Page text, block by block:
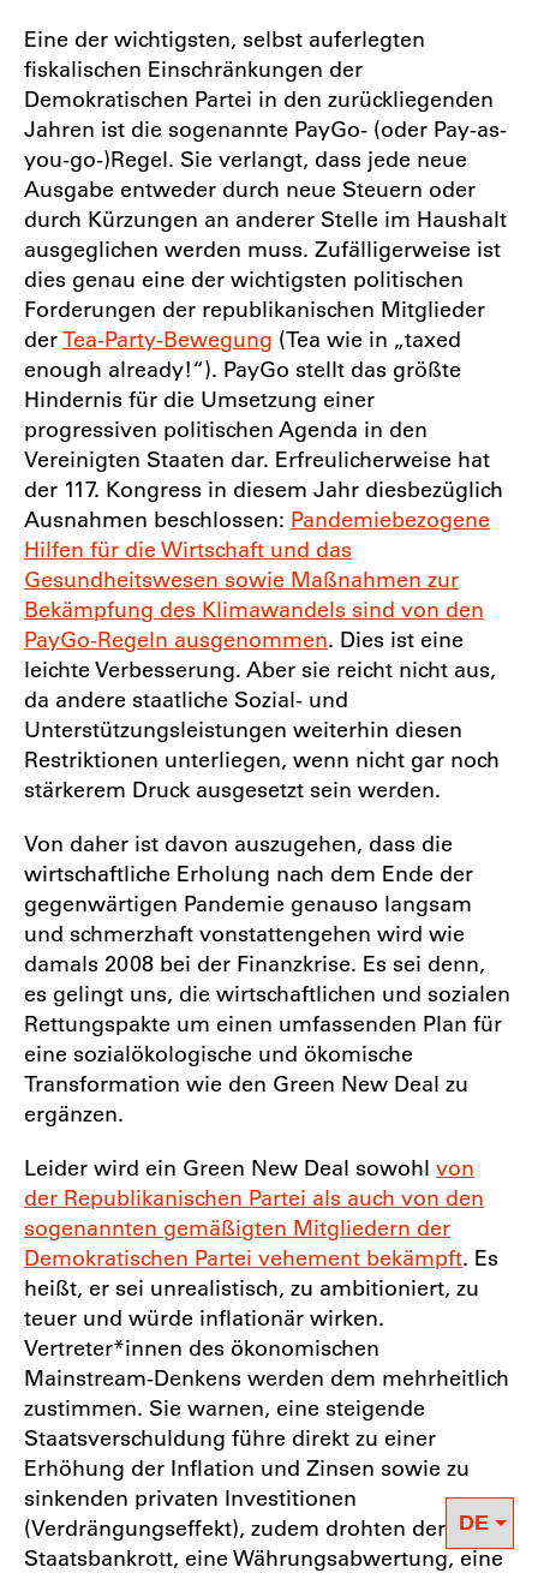
Eine der wichtigsten, selbst auferlegten
fiskalischen Einschränkungen der
Demokratischen Partei in den zurückliegenden
Jahren ist die sogenannte PayGo- (oder Pay-as-
you-go-)Regel. Sie verlangt, dass jede neue
Ausgabe entweder durch neue Steuern oder
durch Kürzungen an anderer Stelle im Haushalt
ausgeglichen werden muss. Zufälligerweise ist
dies genau eine der wichtigsten politischen
Forderungen der republikanischen Mitglieder
derTea-Party-Bewegung (Tea wie in „taxed
enough already!“). PayGo stellt das größte
Hindernis für die Umsetzung einer
progressiven politischen Agenda in den
Vereinigten Staaten dar. Erfreulicherweise hat
der 117. Kongress in diesem Jahr diesbezüglich
Ausnahmen beschlossen: Pandemiebezogene
Hilfen für die Wirtschaft und das
Gesundheitswesen sowie Maßnahmen zur
Bekämpfung des Klimawandels sind von den
PayGo-Regeln ausgenommen. Dies ist eine
leichte Verbesserung. Aber sie reicht nicht aus,
da andere staatliche Sozial- und
Unterstützungsleistungen weiterhin diesen
Restriktionen unterliegen, wenn nicht gar noch
stärkerem Druck ausgesetzt sein werden.
Von daher ist davon auszugehen, dass die
wirtschaftliche Erholung nach dem Ende der
gegenwärtigen Pandemie genauso langsam
und schmerzhaft vonstattengehen wird wie
damals 2008 bei der Finanzkrise. Es sei denn,
es gelingt uns, die wirtschaftlichen und sozialen
Rettungspakte um einen umfassenden Plan für
eine sozialökologische und ökomische
Transformation wie den Green New Deal zu
ergänzen.
Leider wird ein Green New Deal sowohl von
der Republikanischen Partei als auch von den
sogenannten gemäßigten Mitgliedern der
Demokratischen Partei vehement bekämpft. Es
heißt, er sei unrealistisch, zu ambitioniert, zu
teuer und würde inflationär wirken.
Vertreter*innen des ökonomischen
Mainstream-Denkens werden dem mehrheitlich
zustimmen. Sie warnen, eine steigende
Staatsverschuldung führe direkt zu einer
Erhöhung der Inflation und Zinsen sowie zu
sinkenden privaten Investitionen
(Verdrängungseffekt), zudem drohten der
Staatsbankrott, eine Währungsabwertung, eine